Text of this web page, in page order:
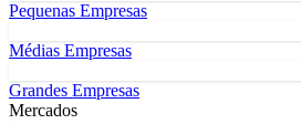
Pequenas Empresas
Médias Empresas
Grandes Empresas
Mercados